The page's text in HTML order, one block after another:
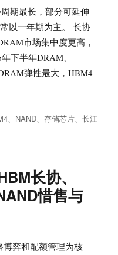
结
构
到
AI
服
务
器
材
期最长，部分可延伸
以一年期为主。 长协
市场集中度更高，
下半年DRAM、
弹性最大，HBM4
：DRAM、NAND、HBM4
、 NAND、存储芯片、长江
长协、
惜售与
弈和配额管理为核